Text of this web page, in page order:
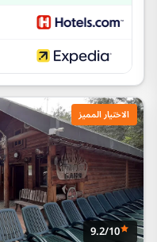
الاختيار المميز
9.2/10